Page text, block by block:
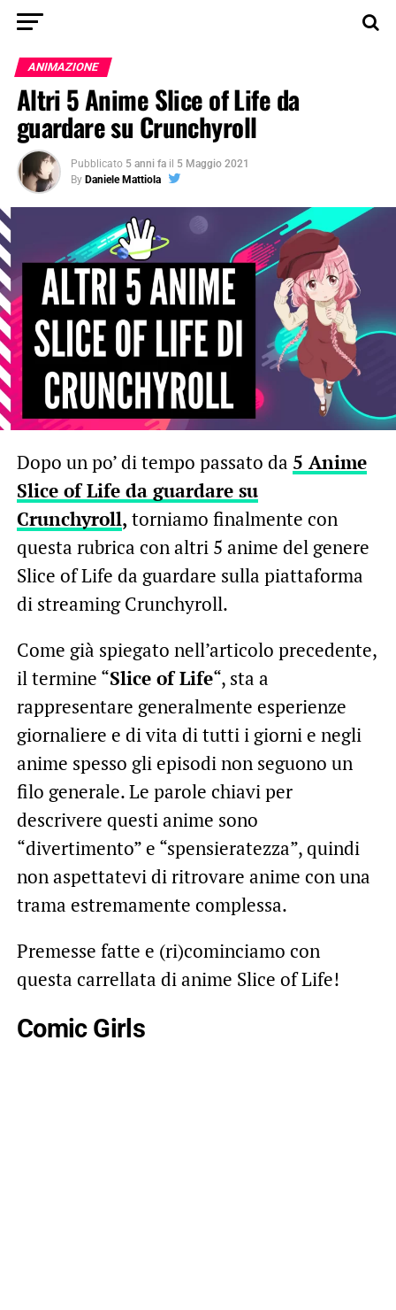
ANIMAZIONE
Altri 5 Anime Slice of Life da
guardare su Crunchyroll
Pubblicato 5 anni fa il 5 Maggio 2021
By Daniele Mattiola
Dopo un po’ di tempo passato da 5 Anime
Slice of Life da guardare su
Crunchyroll, torniamo finalmente con
questa rubrica con altri 5 anime del genere
Slice of Life da guardare sulla piattaforma
di streaming Crunchyroll.
Come già spiegato nell’articolo precedente,
il termine “Slice of Life“, sta a
rappresentare generalmente esperienze
giornaliere e di vita di tutti i giorni e negli
anime spesso gli episodi non seguono un
filo generale. Le parole chiavi per
descrivere questi anime sono
“divertimento” e “spensieratezza”, quindi
non aspettatevi di ritrovare anime con una
trama estremamente complessa.
Premesse fatte e (ri)cominciamo con
questa carrellata di anime Slice of Life!
Comic Girls